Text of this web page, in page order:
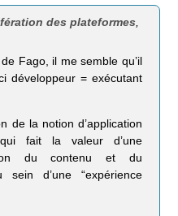
des plateformes
Fago, il me semble qu’il
développeur = exécutant
de la notion d’application
fait la valeur d’une
du contenu et du
sein d’une “expérience